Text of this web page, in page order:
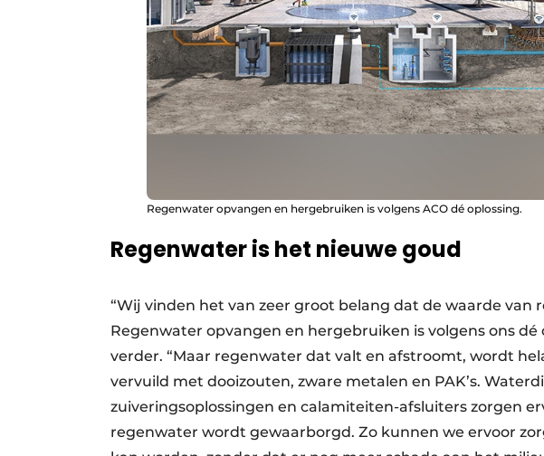
Regenwater opvangen en hergebruiken is volgens ACO dé oplossing.
Regenwater is het nieuwe goud
“Wij vinden het van zeer groot belang dat de waarde van
Regenwater opvangen en hergebruiken is volgens ons dé
verder. “Maar regenwater dat valt en afstroomt, wordt
vervuild met dooizouten, zware metalen en PAK’s.
zuiveringsoplossingen en calamiteiten-afsluiters zorgen
regenwater wordt gewaarborgd. Zo kunnen we ervoor